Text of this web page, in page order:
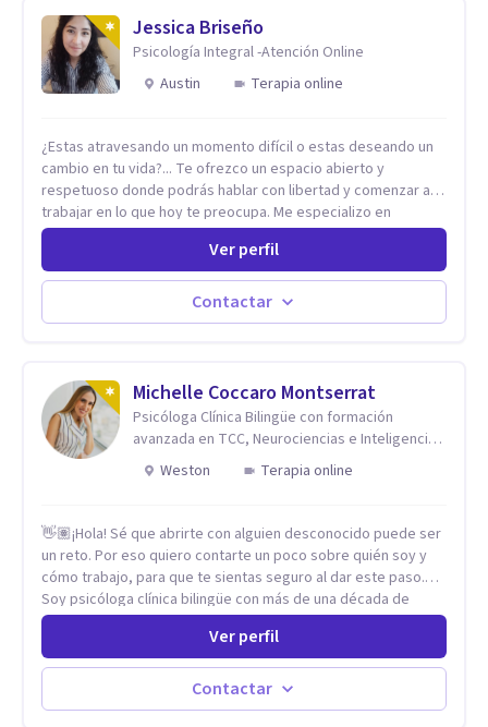
Jessica Briseño
Psicología Integral -Atención Online
Austin
Terapia online
¿Estas atravesando un momento difícil o estas deseando un
cambio en tu vida?... Te ofrezco un espacio abierto y
respetuoso donde podrás hablar con libertad y comenzar a
trabajar en lo que hoy te preocupa. Me especializo en
Trastornos de Ansiedad y a lo largo de mi experiencia
profesional he acompañado a muchas Familias y Parejas con
distintas problemáticas como el manejo del estrés,
Autoestima, Gestión de la Ira, Depresión, Retos en la Crianza,
Codependencia, Celos, entre otros. Cuento con más de 12
Adolescentes y Adultos
Ver perfil
Contactar
Michelle Coccaro Montserrat
Psicóloga Clínica Bilingüe con formación
avanzada en TCC, Neurociencias e Inteligencia
Emocional.
Weston Terapia online
👋🏽¡Hola! Sé que abrirte con alguien desconocido puede ser
un reto. Por eso quiero contarte un poco sobre quién soy y
cómo trabajo, para que te sientas seguro al dar este paso.
Soy psicóloga clínica bilingüe con más de una década de
experiencia. He dictado conferencias, escrito artículos y
ejercido como profesora universitaria. Un dato curioso: he
vivido en varios países y conozco de primera mano lo que
significa ser migrante, adaptarse a los cambios y empezar de
nuevo.
Ver perfil
Contactar